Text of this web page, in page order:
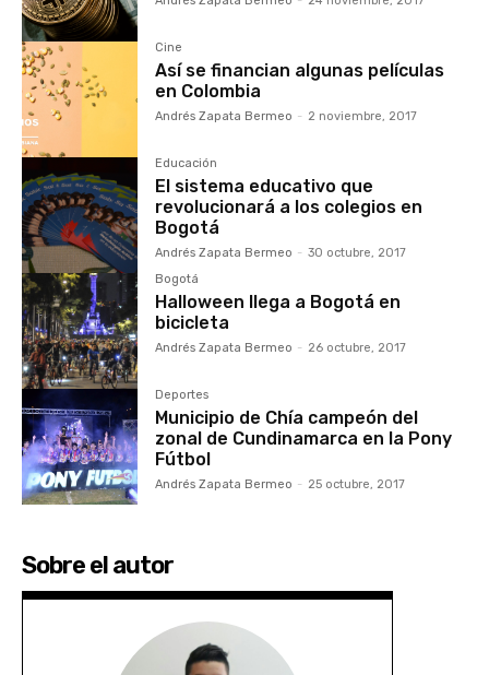
Cine
Así se financian algunas películas
en Colombia
Andrés Zapata Bermeo - 2 noviembre, 2017
Educación
El sistema educativo que
revolucionará a los colegios en
Bogotá
Andrés Zapata Bermeo - 30 octubre, 2017
Bogotá
Halloween llega a Bogotá en
bicicleta
Andrés Zapata Bermeo - 26 octubre, 2017
Deportes
Municipio de Chía campeón del
zonal de Cundinamarca en la Pony
Fútbol
Andrés Zapata Bermeo - 25 octubre, 2017
Sobre el autor